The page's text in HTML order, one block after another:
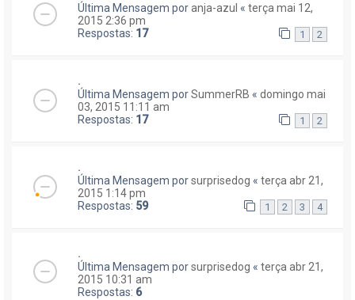
Última Mensagem poranja-azul « terça mai 12,
2015 2:36 pm
Respostas: 17 1 2
.
Última Mensagem porSummerRB « domingo mai
03, 2015 11:11 am
Respostas: 17 1 2
.
Última Mensagem porsurprisedog « terça abr 21,
2015 1:14 pm
Respostas: 59 1 2 3 4
.
Última Mensagem porsurprisedog « terça abr 21,
2015 10:31 am
Respostas: 6